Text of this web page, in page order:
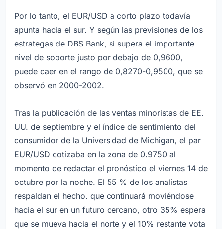
Por lo tanto, el EUR/USD a corto plazo todavía
apunta hacia el sur. Y según las previsiones de los
estrategas de DBS Bank, si supera el importante
nivel de soporte justo por debajo de 0,9600,
puede caer en el rango de 0,8270-0,9500, que se
observó en 2000-2002.
Tras la publicación de las ventas minoristas de EE.
UU. de septiembre y el índice de sentimiento del
consumidor de la Universidad de Michigan, el par
EUR/USD cotizaba en la zona de 0.9750 al
momento de redactar el pronóstico el viernes 14 de
octubre por la noche. El 55 % de los analistas
respaldan el hecho. que continuará moviéndose
hacia el sur en un futuro cercano, otro 35% espera
que se mueva hacia el norte y el 10% restante vota